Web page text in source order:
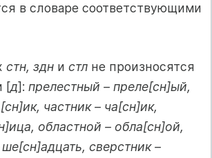
в словаре соответствующими
стн, здн и стл не произносятся
[д]: прелестный – преле[сн]ый,
частник – ча[сн]ик,
областной – обла[сн]ой,
сверстник –